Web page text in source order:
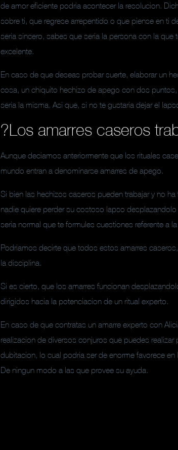
de amor eficiente podria acontecer la resolucion.
sobre ti, que regrese arrepentido o que piense en ti
seri­a sincero, sabes que seri­a la persona con la
excelente.
En caso de que deseas probar suerte, elaborar un
cosa, un chiquito hechizo de apego con dos
seri­a la misma. Asi que, si no te gustaria dejar el
?Los amarres caseros
Aunque deciamos anteriormente que los rituales
mundo entran a denominarse amarres de apego.
Si bien las hechizos caseros pueden trabajar y no
nadie quiere perder su costoso lapso
seri­a normal que te formules cuestiones referente a
Podriamos decirte que todos estos amarres
la disciplina.
Si es cierto, que los amarres funcionan
dirigidos hacia la potenciacion de un ritual experto.
En caso de que contratas un amarre experto con
realizacion de diversos conjuros que puedes
dubitacion, lo cual podria ser de enorme favorece
De ningun modo a las que provee su ayuda.